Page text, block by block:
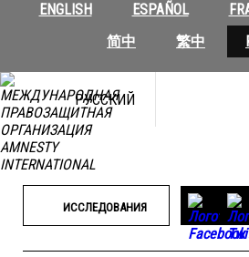
ENGLISH ESPAÑOL
简中
繁中
РУССКИЙ
ИССЛЕДОВАНИЯ